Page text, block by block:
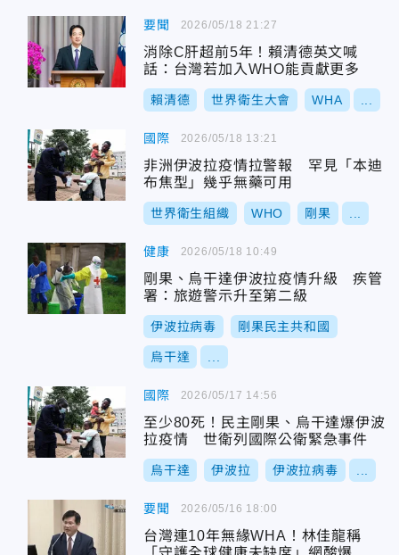
要聞
消除C肝超前5年！賴清德英文喊
話：台灣若加入WHO能貢獻更多
賴清德 世界衛生大會 WHA
2026/05/18 21:27
國際
非洲伊波拉疫情拉警報 罕見「本迪
布焦型」幾乎無藥可用
世界衛生組織 WHO 剛果
2026/05/18 13:21
健康
剛果、烏干達伊波拉疫情升級 疾管
署：旅遊警示升至第二級
伊波拉病毒 剛果民主共和國
烏干達
2026/05/18 10:49
國際
至少80死！民主剛果、烏干達爆伊波
拉疫情 世衛列國際公衛緊急事件
烏干達 伊波拉 伊波拉病毒
2026/05/17 14:56
要聞
台灣連10年無緣WHA！林佳龍稱
2026/05/16 18:00